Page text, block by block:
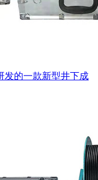
发的一款新型井下成